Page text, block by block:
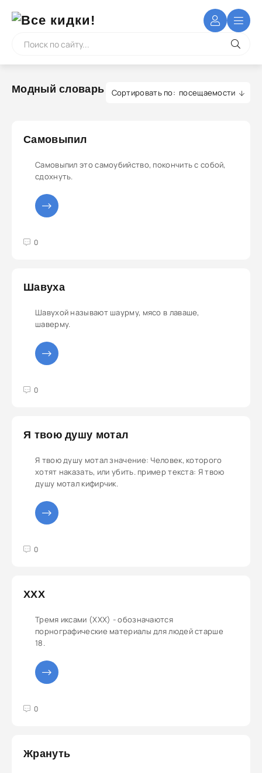
Модный словарь посещаемости
Самовыпил
Самовыпил это самоубийство, покончить с собой,
сдохнуть.
0
5
Шавуха
Шавухой называют шаурму, мясо в лаваше,
шаверму.
0
5
Я твою душу мотал
Я твою душу мотал значение: Человек, которого
хотят наказать, или убить. пример текста: Я твою
душу мотал кифирчик.
0
5
ХХХ
Тремя иксами (ХХХ) - обозначаются
порнографические материалы для людей старше
18.
0
5
Жрануть